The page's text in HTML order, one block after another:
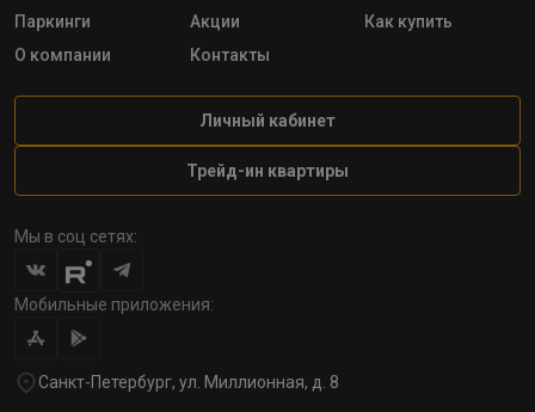
Паркинги
Акции
Как купить
О компании
Контакты
Личный кабинет
Трейд-ин квартиры
Мы в соц сетях:
Мобильные приложения:
Санкт-Петербург, ул. Миллионная, д. 8